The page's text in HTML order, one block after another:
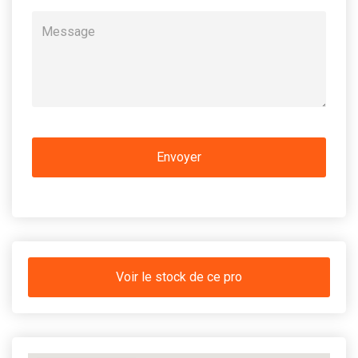
Voir le stock de ce pro